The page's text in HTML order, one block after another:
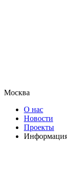
Москва
О нас
Новости
Проекты